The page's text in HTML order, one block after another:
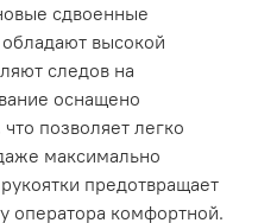
сдвоенные
высокой
следов на
оснащено
позволяет легко
максимально
предотвращает
оператора комфортной.